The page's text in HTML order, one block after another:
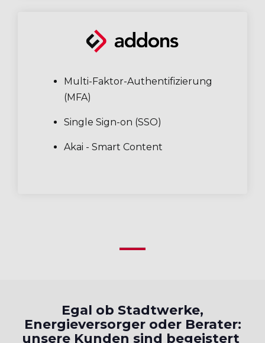
Multi-Faktor-Authentifizierung
(MFA)
Single Sign-on (SSO)
Akai - Smart Content
Egal ob Stadtwerke,
Energieversorger oder Berater:
unsere Kunden sind begeistert